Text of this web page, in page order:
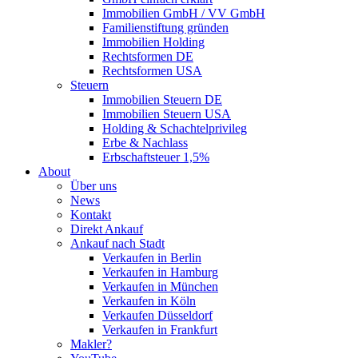
Immobilien GmbH / VV GmbH
Familienstiftung gründen
Immobilien Holding
Rechtsformen DE
Rechtsformen USA
Steuern
Immobilien Steuern DE
Immobilien Steuern USA
Holding & Schachtelprivileg
Erbe & Nachlass
Erbschaftsteuer 1,5%
About
Über uns
News
Kontakt
Direkt Ankauf
Ankauf nach Stadt
Verkaufen in Berlin
Verkaufen in Hamburg
Verkaufen in München
Verkaufen in Köln
Verkaufen Düsseldorf
Verkaufen in Frankfurt
Makler?